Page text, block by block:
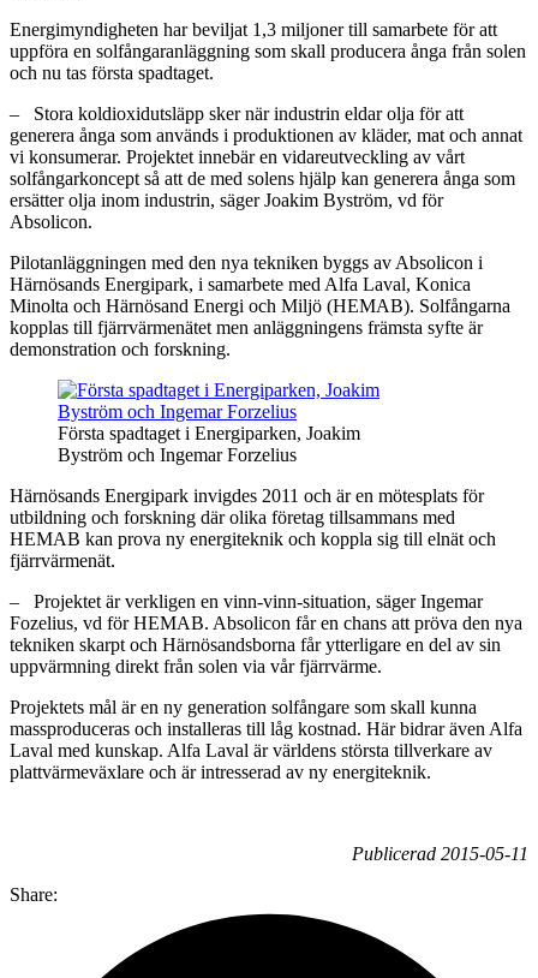
Energimyndigheten har beviljat 1,3 miljoner till samarbete för att
uppföra en solfångaranläggning som skall producera ånga från solen
och nu tas första spadtaget.
– Stora koldioxidutsläpp sker när industrin eldar olja för att
generera ånga som används i produktionen av kläder, mat och annat
vi konsumerar. Projektet innebär en vidareutveckling av vårt
solfångarkoncept så att de med solens hjälp kan generera ånga som
ersätter olja inom industrin, säger Joakim Byström, vd för
Absolicon.
Pilotanläggningen med den nya tekniken byggs av Absolicon i
Härnösands Energipark, i samarbete med Alfa Laval, Konica
Minolta och Härnösand Energi och Miljö (HEMAB). Solfångarna
kopplas till fjärrvärmenätet men anläggningens främsta syfte är
demonstration och forskning.
Första spadtaget i Energiparken, Joakim
Byström och Ingemar Forzelius
Härnösands Energipark invigdes 2011 och är en mötesplats för
utbildning och forskning där olika företag tillsammans med
HEMAB kan prova ny energiteknik och koppla sig till elnät och
fjärrvärmenät.
– Projektet är verkligen en vinn-vinn-situation, säger Ingemar
Fozelius, vd för HEMAB. Absolicon får en chans att pröva den nya
tekniken skarpt och Härnösandsborna får ytterligare en del av sin
uppvärmning direkt från solen via vår fjärrvärme.
Projektets mål är en ny generation solfångare som skall kunna
massproduceras och installeras till låg kostnad. Här bidrar även Alfa
Laval med kunskap. Alfa Laval är världens största tillverkare av
plattvärmeväxlare och är intresserad av ny energiteknik.
Publicerad 2015-05-11
Share: